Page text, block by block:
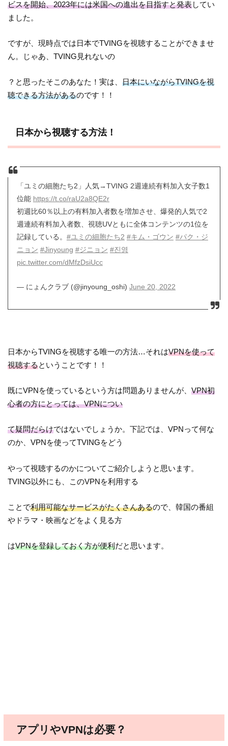
ビスを開始、2023年には米国への進出を目指すと発表してい
ました。
ですが、現時点では日本でTVINGを視聴することができませ
ん。じゃあ、TVING見れないの
？と思ったそこのあなた！実は、日本にいながらTVINGを視
聴できる方法があるのです！！
日本から視聴する方法！
「ユミの細胞たち2」人気→TVING 2週連続有料加入女子数1
位能 https://t.co/raU2a8QE2r
初週比60％以上の有料加入者数を増加させ、爆発的人気で2
週連続有料加入者数、視聴UVともに全体コンテンツの1位を
記録している。 #ユミの細胞たち2 #キム・ゴウン #パク・ジ
ニョン #Jinyoung #ジニョン #진영
pic.twitter.com/dMfzDsiUcc
— にょんクラブ (@jinyoung_oshi) June 20, 2022
日本からTVINGを視聴する唯一の方法…それはVPNを使って
視聴するということです！！
既にVPNを使っているという方は問題ありませんが、VPN初
心者の方にとっては、VPNについ
て疑問だらけではないでしょうか。下記では、VPNって何な
のか、VPNを使ってTVINGをどう
やって視聴するのかについてご紹介しようと思います。
TVING以外にも、このVPNを利用する
ことで利用可能なサービスがたくさんあるので、韓国の番組
やドラマ・映画などをよく見る方
はVPNを登録しておく方が便利だと思います。
アプリやVPNは必要？